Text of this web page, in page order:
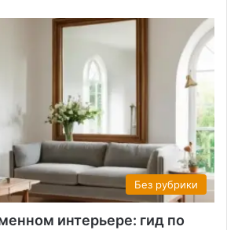
Без рубрики
интерьере: гид по